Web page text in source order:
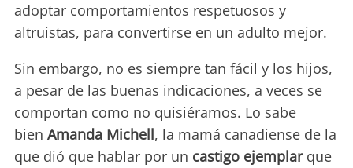
adoptar comportamientos respetuosos y
altruistas, para convertirse en un adulto mejor.
Sin embargo, no es siempre tan fácil y los hijos,
a pesar de las buenas indicaciones, a veces se
comportan como no quisiéramos. Lo sabe
bien Amanda Michell, la mamá canadiense de la
que dió que hablar por un castigo ejemplarque